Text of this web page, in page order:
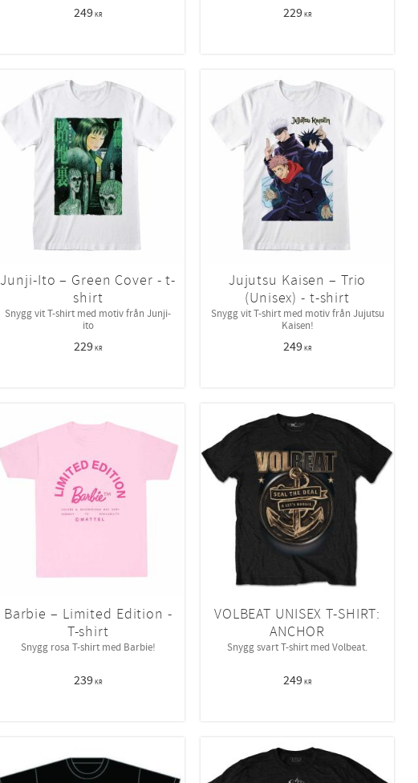
249KR 229KR
Junji-Ito – Green Cover - t-
shirt
Snygg vit T-shirt med motiv från Junji-
ito
229KR
Jujutsu Kaisen – Trio
(Unisex) - t-shirt
Snygg vit T-shirt med motiv från Jujutsu
Kaisen!
249KR
Barbie – Limited Edition -
T-shirt
Snygg rosa T-shirt med Barbie!
239KR
VOLBEAT UNISEX T-SHIRT:
ANCHOR
Snygg svart T-shirt med Volbeat.
249KR